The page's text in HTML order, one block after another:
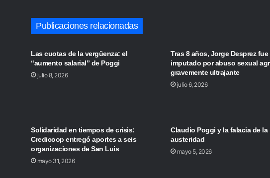
Publicaciones relacionadas
Las cuotas de la vergüenza: el
“aumento salarial” de Poggi
julio 8, 2026
Tras 8 años, Jorge Desprez fue
imputado por abuso sexual
gravemente ultrajante
julio 6, 2026
Solidaridad en tiempos de crisis:
Credicoop entregó aportes a seis
organizaciones de San Luis
mayo 31, 2026
Claudio Poggi y la falacia de la
austeridad
mayo 5, 2026